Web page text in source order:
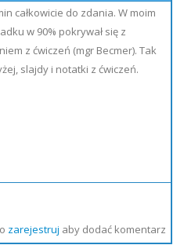
całkowicie do zdania. W moim
w 90% pokrywał się z
z ćwiczeń (mgr Becmer). Tak
slajdy i notatki z ćwiczeń.
zarejestruj aby dodać komentarz